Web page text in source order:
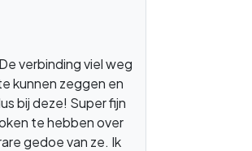
verbinding viel weg
kunnen zeggen en
bij deze! Super fijn
te hebben over
gedoe van ze. Ik